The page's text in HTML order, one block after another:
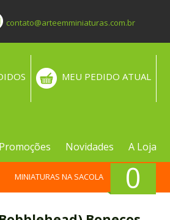
contato@arteemminiaturas.com.br
MEU PEDIDO ATUAL
Promoções Novidades A Loja
0
MINIATURAS NA SACOLA